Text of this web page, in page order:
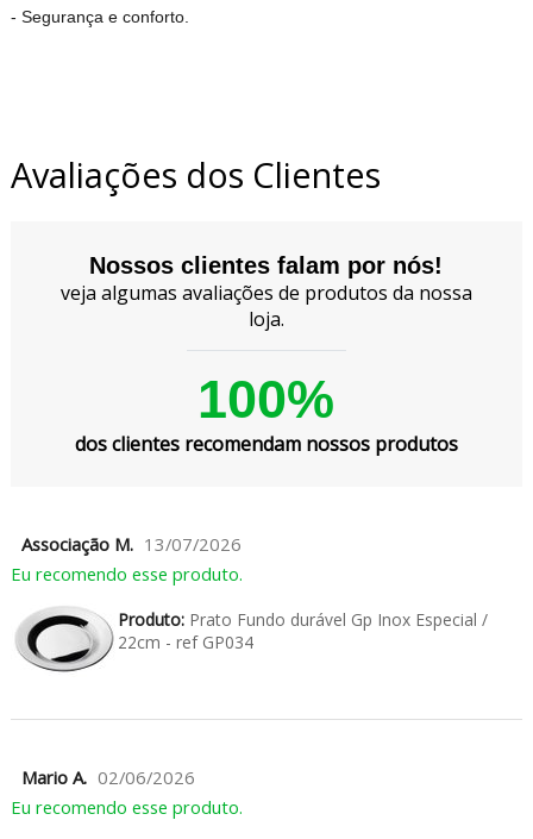
- Segurança e conforto.
Avaliações dos Clientes
Nossos clientes falam por nós!
veja algumas avaliações de produtos da nossa
loja.
100%
dos clientes recomendam nossos produtos
Associação M. 13/07/2026
Eu recomendo esse produto.
Produto:Prato Fundo durável Gp Inox Especial /
22cm - ref GP034
Mario A. 02/06/2026
Eu recomendo esse produto.